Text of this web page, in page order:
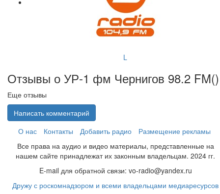
L
Отзывы о УР-1 фм Чернигов 98.2 FM()
Еще отзывы
Написать комментарий
О нас
Контакты Добавить радио
Размещение рекламы
Все права на аудио и видео материалы, представленные на
нашем сайте принадлежат их законным владельцам. 2024 гг.
E-mail для обратной связи: vo-radio@yandex.ru
Дружу с роскомнадзором и всеми владельцами медиаресурсов